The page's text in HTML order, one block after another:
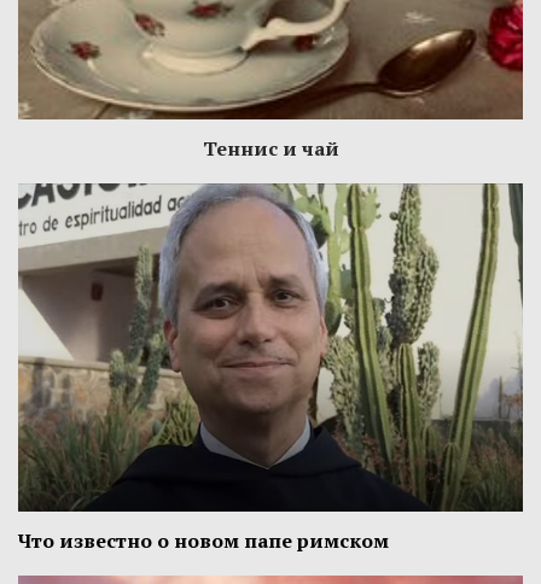
Теннис и чай
Что известно о новом папе римском